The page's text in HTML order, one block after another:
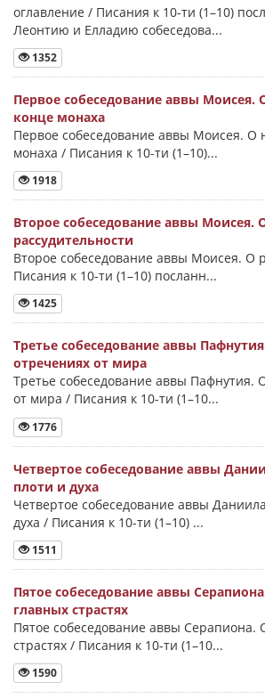
оглавление / Писания к 10-ти (1–10)
Леонтию и Елладию собеседова...
1352
Первое собеседование аввы Моисея.
конце монаха
Первое собеседование аввы Моисея. О
монаха / Писания к 10-ти (1–10)...
1918
Второе собеседование аввы Моисея.
рассудительности
Второе собеседование аввы Моисея. О
Писания к 10-ти (1–10) посланн...
1425
Третье собеседование аввы
отречениях от мира
Третье собеседование аввы Пафнутия.
от мира / Писания к 10-ти (1–10...
1776
Четвертое собеседование аввы
плоти и духа
Четвертое собеседование аввы
духа / Писания к 10-ти (1–10) ...
1511
Пятое собеседование аввы
главных страстях
Пятое собеседование аввы Серапиона.
страстях / Писания к 10-ти (1–10...
1590